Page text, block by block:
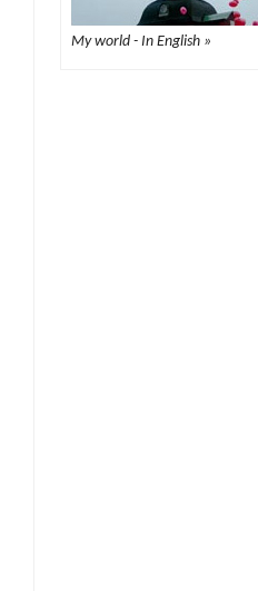
My world - In English »